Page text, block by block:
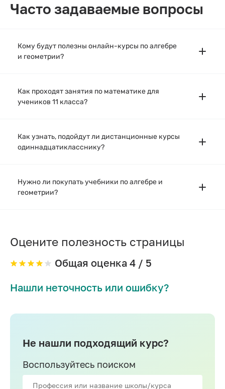
География 11 класс
Астрономия 11 класс
Часто задаваемые вопросы
Кому будут полезны онлайн-курсы по алгебре
и геометрии?
Как проходят занятия по математике для
учеников 11 класса?
Как узнать, подойдут ли дистанционные курсы
одиннадцатикласснику?
Нужно ли покупать учебники по алгебре и
геометрии?
Оцените полезность страницы
Общая оценка 4/ 5
Нашли неточность или ошибку?
Не нашли подходящий курс?
Воспользуйтесь поиском